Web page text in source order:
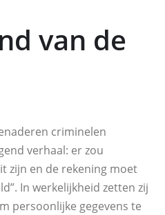
van de
criminelen
verhaal: er zou
zijn en de rekening moet
In werkelijkheid zetten zij
persoonlijke gegevens te